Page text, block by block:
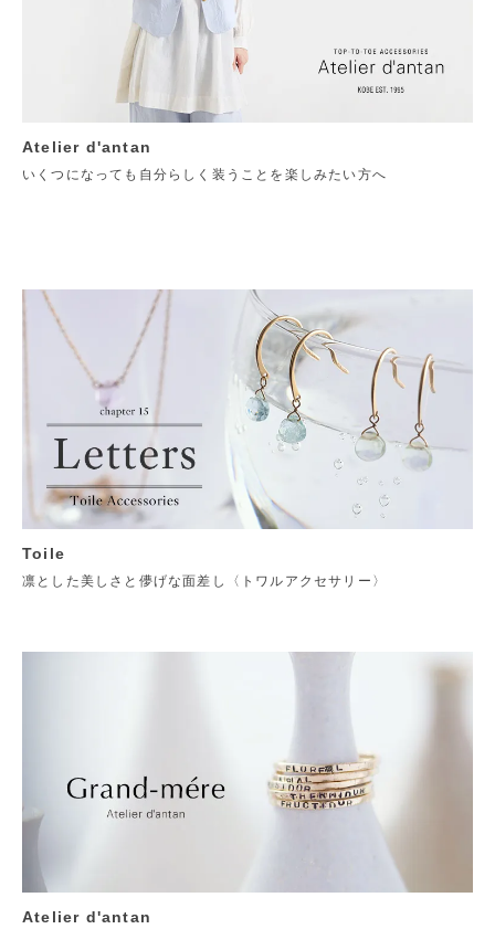
Atelier d'antan
いくつになっても自分らしく装うことを楽しみたい方へ
Toile
凛とした美しさと儚げな面差し〈トワルアクセサリー〉
Atelier d'antan